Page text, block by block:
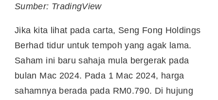
Sumber: TradingView
Jika kita lihat pada carta, Seng Fong Holdings
Berhad tidur untuk tempoh yang agak lama.
Saham ini baru sahaja mula bergerak pada
bulan Mac 2024. Pada 1 Mac 2024, harga
sahamnya berada pada RM0.790. Di hujung